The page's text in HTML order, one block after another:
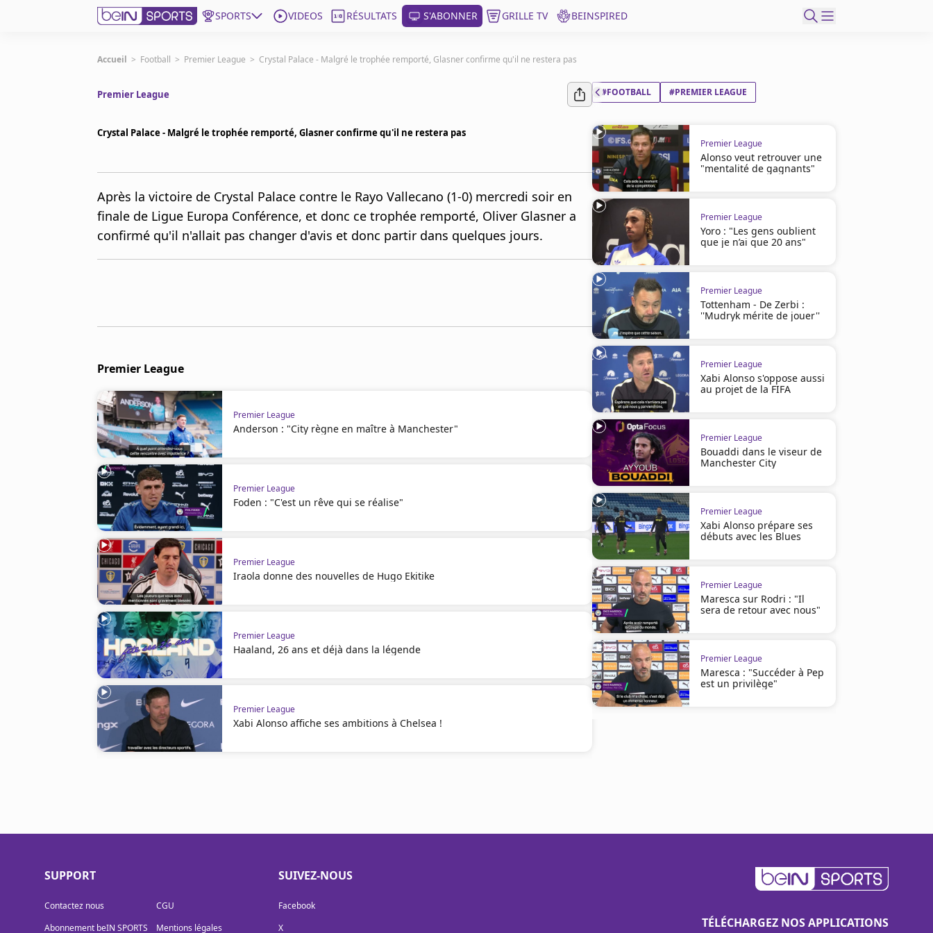
SPORTS VIDEOS RÉSULTATS S'ABONNER GRILLE TV BEINSPIRED
beIN SPORTS CONNECT
France
Gérer les notifications
Contactez nous
Accueil > Football > Premier League > Crystal Palace - Malgré le trophée remporté, Glasner confirme qu'il ne restera pas
Premier League
Crystal Palace - Malgré le trophée remporté, Glasner confirme qu'il ne restera pas
Après la victoire de Crystal Palace contre le Rayo Vallecano (1-0) mercredi soir en
finale de Ligue Europa Conférence, et donc ce trophée remporté, Oliver Glasner a
confirmé qu'il n'allait pas changer d'avis et donc partir dans quelques jours.
Premier League
Premier League
Anderson : "City règne en maître à Manchester"
Premier League
Foden : "C'est un rêve qui se réalise"
Premier League
Iraola donne des nouvelles de Hugo Ekitike
Premier League
Haaland, 26 ans et déjà dans la légende
Premier League
Xabi Alonso affiche ses ambitions à Chelsea !
#FOOTBALL #PREMIER LEAGUE
Premier League
Alonso veut retrouver une
"mentalité de gagnants"
Premier League
Yoro : "Les gens oublient
que je n’ai que 20 ans"
Premier League
Tottenham - De Zerbi :
''Mudryk mérite de jouer''
Premier League
Xabi Alonso s'oppose aussi
au projet de la FIFA
Premier League
Bouaddi dans le viseur de
Manchester City
Premier League
Xabi Alonso prépare ses
débuts avec les Blues
Premier League
Maresca sur Rodri : "Il
sera de retour avec nous"
Premier League
Maresca : "Succéder à Pep
est un privilège"
SUPPORT
Contactez nous
Abonnement beIN SPORTS
CGU
Mentions légales
SUIVEZ-NOUS
Facebook
X
TÉLÉCHARGEZ NOS APPLICATIONS